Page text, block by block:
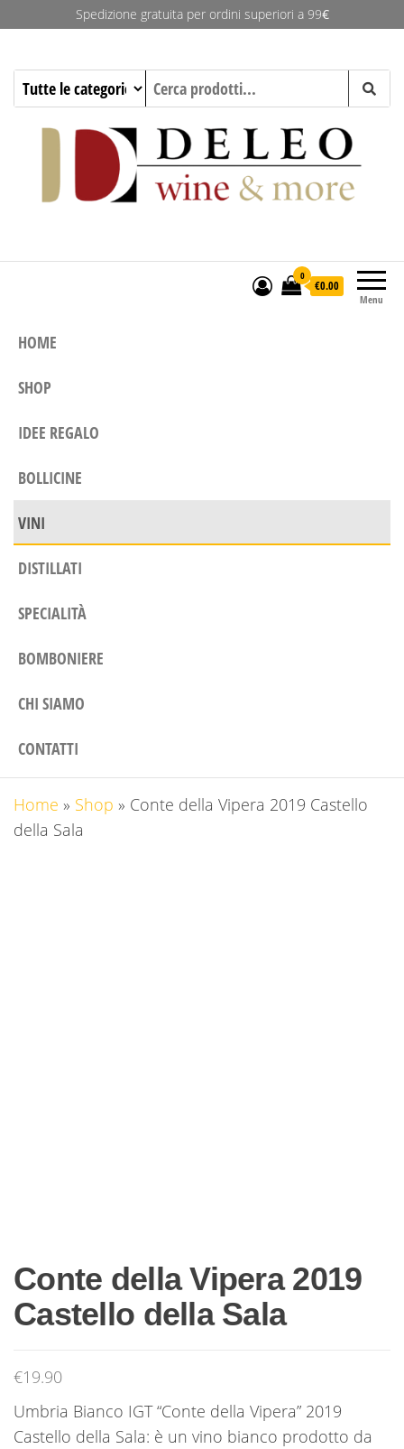
Spedizione gratuita per ordini superiori a 99€
Deleo Wine & More
Menu
0
€0.00
HOME
SHOP
IDEE REGALO
BOLLICINE
VINI
DISTILLATI
SPECIALITÀ
BOMBONIERE
CHI SIAMO
CONTATTI
Home » Shop » Conte della Vipera 2019 Castello
della Sala
Conte della Vipera 2019
Castello della Sala
€19.90
Umbria Bianco IGT “Conte della Vipera” 2019
Castello della Sala: è un vino bianco prodotto da